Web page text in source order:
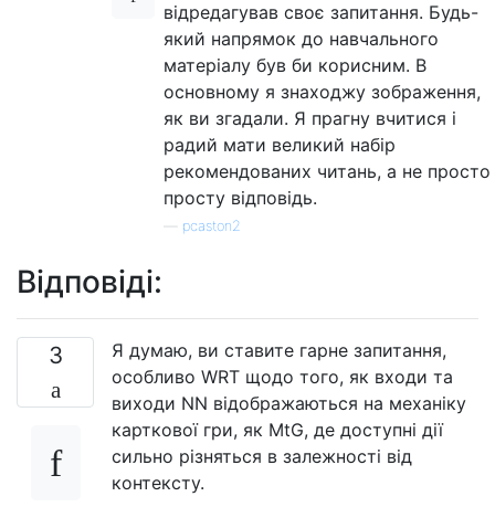
відредагував своє запитання. Будь-
який напрямок до навчального
матеріалу був би корисним. В
основному я знаходжу зображення,
як ви згадали. Я прагну вчитися і
радий мати великий набір
рекомендованих читань, а не просто
просту відповідь.
pcaston2
Відповіді:
3
Я думаю, ви ставите гарне запитання,
особливо WRT щодо того, як входи та
виходи NN відображаються на механіку
карткової гри, як MtG, де доступні дії
сильно різняться в залежності від
контексту.